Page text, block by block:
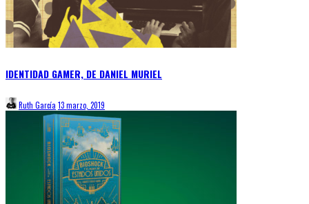
IDENTIDAD GAMER, DE DANIEL MURIEL
Ruth García 13 marzo, 2019